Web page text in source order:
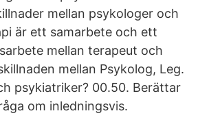
mellan psykologer och
är ett samarbete och ett
mellan terapeut och
mellan Psykolog, Leg.
psykiatriker? 00.50. Berättar
om inledningsvis.